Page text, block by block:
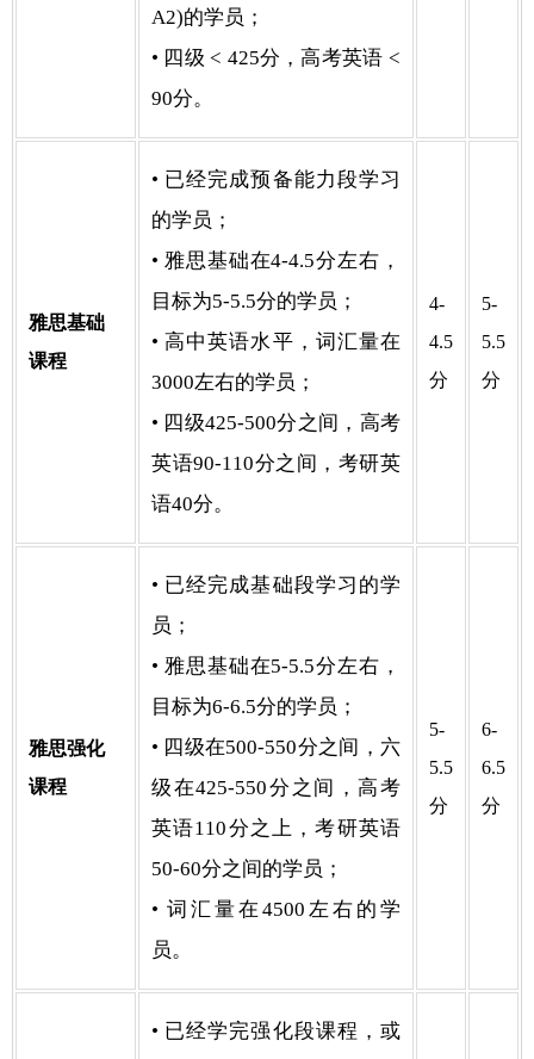
A2)的学员；
• 四级 < 425分，高考英语 <
90分。
雅思基础
课程
• 已经完成预备能力段学习
的学员；
• 雅思基础在4-4.5分左右，
目标为5-5.5分的学员；
• 高中英语水平，词汇量在
3000左右的学员；
• 四级425-500分之间，高考
英语90-110分之间，考研英
语40分。
4-
4.5
分
5-
5.5
分
雅思强化
课程
• 已经完成基础段学习的学
员；
• 雅思基础在5-5.5分左右，
目标为6-6.5分的学员；
• 四级在500-550分之间，六
级在425-550分之间，高考
英语110分之上，考研英语
50-60分之间的学员；
• 词汇量在4500左右的学
员。
5-
5.5
分
6-
6.5
分
• 已经学完强化段课程，或